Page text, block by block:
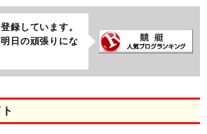
録しています。
日の頑張りにな